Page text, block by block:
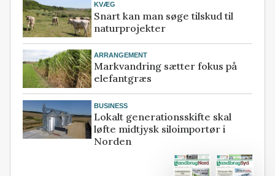
KVÆG
Snart kan man søge tilskud til
naturprojekter
ARRANGEMENT
Markvandring sætter fokus på
elefantgræs
BUSINESS
Lokalt generationsskifte skal
løfte midtjysk siloimportør i
Norden